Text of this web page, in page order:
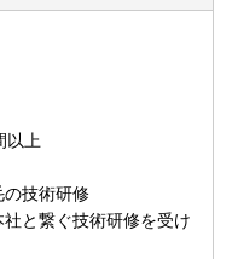
以上
の技術研修
と繋ぐ技術研修を受け